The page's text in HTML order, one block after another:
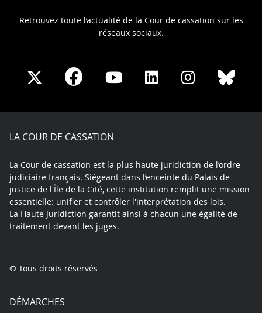
Retrouvez toute l’actualité de la Cour de cassation sur les
réseaux sociaux.
Share
X
Share
Facebook
Share
Youtube
Share
LinkedIn
Share
Instagram
LA COUR DE CASSATION
La Cour de cassation est la plus haute juridiction de l’ordre
judiciaire français. Siégeant dans l’enceinte du Palais de
justice de l'Île de la Cité, cette institution remplit une mission
essentielle: unifier et contrôler l'interprétation des lois.
La Haute Juridiction garantit ainsi à chacun une égalité de
traitement devant les juges.
© Tous droits réservés
DÉMARCHES